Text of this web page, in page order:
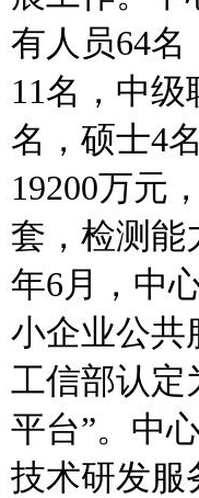
有人员64
11名，中
名，硕士4
19200万元
套，检测能
年6月，中
小企业公共
工信部认定
平台”。中
技术研发服